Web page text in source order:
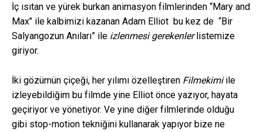
İç ısıtan ve yürek burkan animasyon filmlerinden “Mary and
Max’’ ile kalbimizi kazanan Adam Elliot bu kez de “Bir
Salyangozun Anıları” ile izlenmesi gerekenlerlistemize
giriyor.
İki gözümün çiçeği, her yılımı özelleştiren Filmekimiile
izleyebildiğim bu filmde yine Elliot önce yazıyor, hayata
geçiriyor ve yönetiyor. Ve yine diğer filmlerinde olduğu
gibi stop-motion tekniğini kullanarak yapıyor bize ne